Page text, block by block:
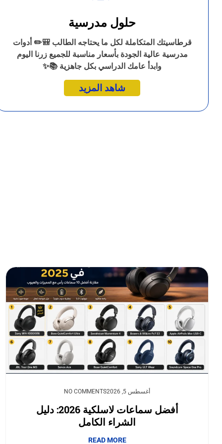
حلول مدرسية
قرطاسيتك المتكاملة لكل ما يحتاجه الطالب 🎒✏️ أدوات
مدرسية عالية الجودة بأسعار مناسبة للجميع زرنا اليوم
وابدأ عامك الدراسي بكل جاهزية 📚✨
شاهد المزيد
أغسطس 5, 2026 NO COMMENTS
أفضل سماعات لاسلكية 2026: دليل
الشراء الكامل
READ MORE